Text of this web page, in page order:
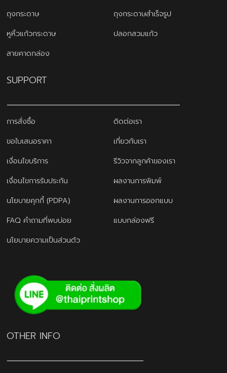
ถุงกระดาษ
ถุงกระดาษสำเร็จรูป
หูหิ้วแก้วกระดาษ
ปลอกสวมแก้ว
สายคาดกล่อง
SUPPORT
การสั่งซื้อ
ติดต่อเรา
ขอใบเสนอราคา
เกี่ยวกับเรา
เงื่อนไขบริการ
รีวิวจากลูกค้าของเรา
เงื่อนไขการรับประกัน
ผลงานการพิมพ์
นโยบายคุกกี้ (PDPA)
ผลงานการออกแบบ
FAQ คำถามที่พบบ่อย
แบบกล่องฟรี
นโยบายความเป็นส่วนตัว
OTHER INFO